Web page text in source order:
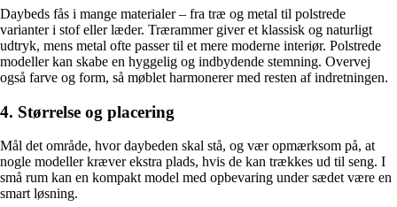
Daybeds fås i mange materialer – fra træ og metal til polstrede
varianter i stof eller læder. Trærammer giver et klassisk og naturligt
udtryk, mens metal ofte passer til et mere moderne interiør. Polstrede
modeller kan skabe en hyggelig og indbydende stemning. Overvej
også farve og form, så møblet harmonerer med resten af indretningen.
4. Størrelse og placering
Mål det område, hvor daybeden skal stå, og vær opmærksom på, at
nogle modeller kræver ekstra plads, hvis de kan trækkes ud til seng. I
små rum kan en kompakt model med opbevaring under sædet være en
smart løsning.